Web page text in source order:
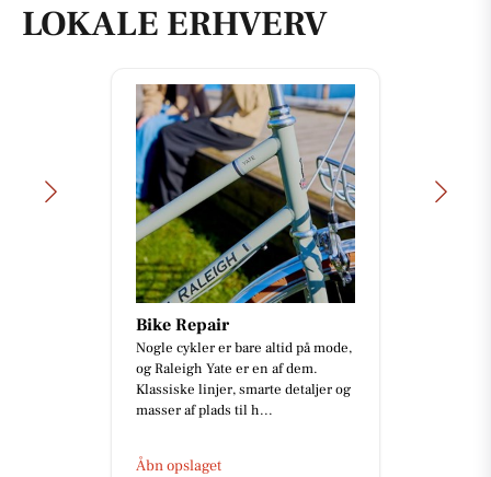
LOKALE ERHVERV
Bike Repair
Nogle cykler er bare altid på mode,
og Raleigh Yate er en af dem.
Klassiske linjer, smarte detaljer og
masser af plads til h...
Åbn opslaget